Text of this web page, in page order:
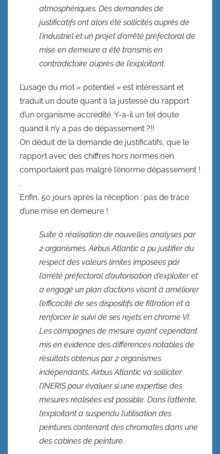
atmosphériques. Des demandes de
justificatifs ont alors été sollicités auprès de
l’industriel et un projet d’arrêté préfectoral de
mise en demeure a été transmis en
contradictoire auprès de l’exploitant.
L’usage du mot « potentiel » est intéressant et
traduit un doute quant à la justesse du rapport
d’un organisme accrédité. Y-a-il un tel doute
quand il n’y a pas de dépassement ?!!
On déduit de la demande de justificatifs, que le
rapport avec des chiffres hors normes n’en
comportaient pas malgré l’énorme dépassement !
.
Enfin, 50 jours après la réception : pas de trace
d’une mise en demeure !
Suite à réalisation de nouvelles analyses par
2 organismes, Airbus Atlantic a pu justifier du
respect des valeurs limites imposées par
l’arrêté préfectoral d’autorisation d’exploiter et
a engagé un plan d’actions visant à améliorer
l’efficacité de ses dispositifs de filtration et à
renforcer le suivi de ses rejets en chrome VI.
Les campagnes de mesure ayant cependant
mis en évidence des différences notables de
résultats obtenus par 2 organismes
indépendants, Airbus Atlantic va solliciter
l’INERIS pour évaluer si une expertise des
mesures réalisées est possible. Dans l’attente,
l’exploitant a suspendu l’utilisation des
peintures contenant des chromates dans une
des cabines de peinture.